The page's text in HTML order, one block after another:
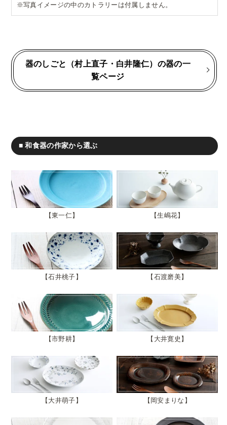
※写真イメージの中のカトラリーは付属しません。
器のしごと（村上直子・白井隆仁）の器の一
覧ページ
■ 和食器の作家から選ぶ
東一仁 生嶋花
石井桃子 石渡磨美
市野耕 大井寛史
大井萌子 岡安まりな